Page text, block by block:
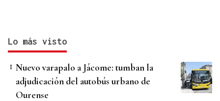
Lo más visto
Nuevo varapalo a Jácome: tumban la
adjudicación del autobús urbano de
Ourense